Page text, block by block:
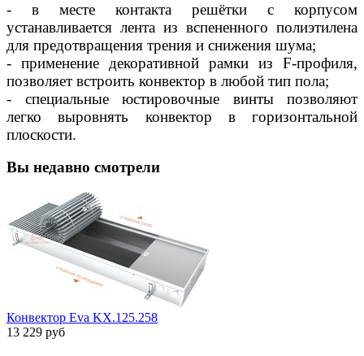
- в месте контакта решётки с корпусом
устанавливается лента из вспененного полиэтилена
для предотвращения трения и снижения шума;
- применение декоративной рамки из F-профиля,
позволяет встроить конвектор в любой тип пола;
- специальные юстировочные винты позволяют
легко выровнять конвектор в горизонтальной
плоскости.
Вы недавно смотрели
Конвектор Eva KX.125.258
13 229 руб